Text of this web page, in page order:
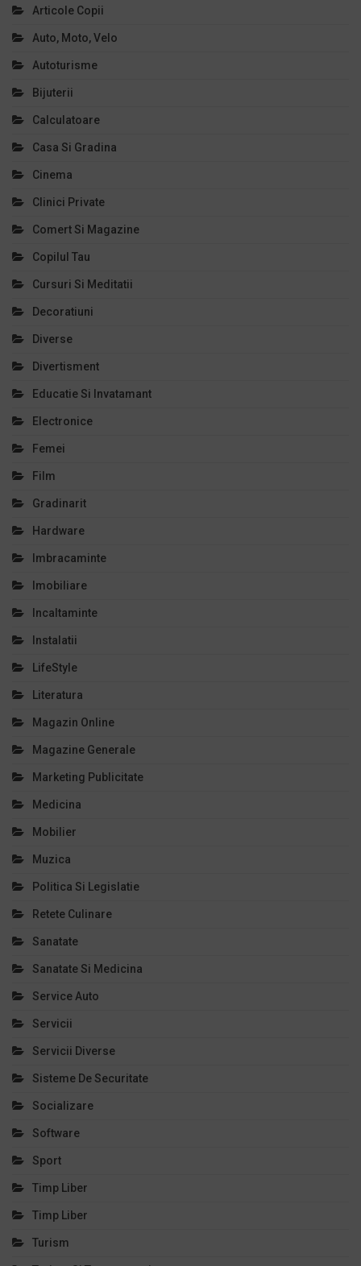
Articole Copii
Auto, Moto, Velo
Autoturisme
Bijuterii
Calculatoare
Casa Si Gradina
Cinema
Clinici Private
Comert Si Magazine
Copilul Tau
Cursuri Si Meditatii
Decoratiuni
Diverse
Divertisment
Educatie Si Invatamant
Electronice
Femei
Film
Gradinarit
Hardware
Imbracaminte
Imobiliare
Incaltaminte
Instalatii
LifeStyle
Literatura
Magazin Online
Magazine Generale
Marketing Publicitate
Medicina
Mobilier
Muzica
Politica Si Legislatie
Retete Culinare
Sanatate
Sanatate Si Medicina
Service Auto
Servicii
Servicii Diverse
Sisteme De Securitate
Socializare
Software
Sport
Timp Liber
Timp Liber
Turism